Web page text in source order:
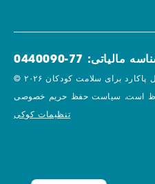
مالیاتی: 77-0440090
است.
تنظیمات کوکی